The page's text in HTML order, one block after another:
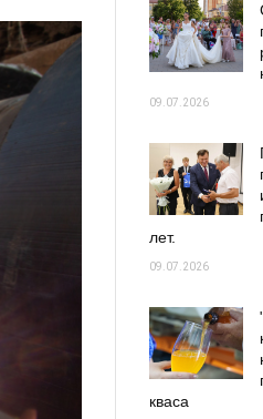
09.07.2026
лет.
09.07.2026
кваса